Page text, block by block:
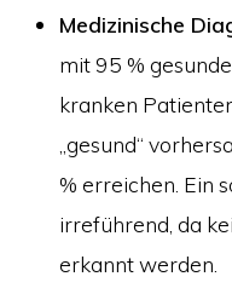
Medizinische
mit 95 %
kranken
„gesund“
% erreichen. Ein
irreführend, da
erkannt werden.